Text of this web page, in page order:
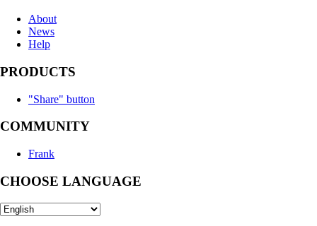
About
News
Help
PRODUCTS
"Share" button
COMMUNITY
Frank
CHOOSE LANGUAGE